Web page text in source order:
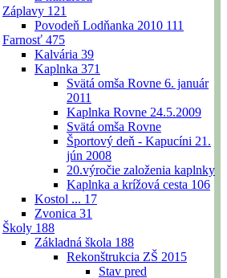
Záplavy 121
Povodeň Lodňanka 2010 111
Farnosť 475
Kalvária 39
Kaplnka 371
Svätá omša Rovne 6. január
2011
Kaplnka Rovne 24.5.2009
Svätá omša Rovne
Športový deň - Kapucíni 21.
jún 2008
20.výročie založenia kaplnky
Kaplnka a krížová cesta 106
Kostol ... 17
Zvonica 31
Školy 188
Základná škola 188
Rekonštrukcia ZŠ 2015
Stav pred